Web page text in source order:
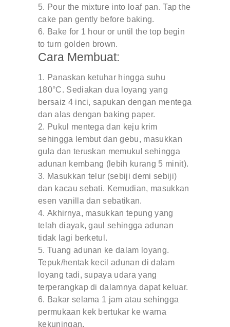
Pour the mixture into loaf pan. Tap the
cake pan gently before baking.
Bake for 1 hour or until the top begin
to turn golden brown.
Cara Membuat:
Panaskan ketuhar hingga suhu
180°C. Sediakan dua loyang yang
bersaiz 4 inci, sapukan dengan mentega
dan alas dengan baking paper.
Pukul mentega dan keju krim
sehingga lembut dan gebu, masukkan
gula dan teruskan memukul sehingga
adunan kembang (lebih kurang 5 minit).
Masukkan telur (sebiji demi sebiji)
dan kacau sebati. Kemudian, masukkan
esen vanilla dan sebatikan.
Akhirnya, masukkan tepung yang
telah diayak, gaul sehingga adunan
tidak lagi berketul.
Tuang adunan ke dalam loyang.
Tepuk/hentak kecil adunan di dalam
loyang tadi, supaya udara yang
terperangkap di dalamnya dapat keluar.
Bakar selama 1 jam atau sehingga
permukaan kek bertukar ke warna
kekuningan.